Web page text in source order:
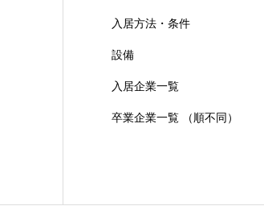
入居方法・条件
設備
入居企業一覧
卒業企業一覧 （順不同）